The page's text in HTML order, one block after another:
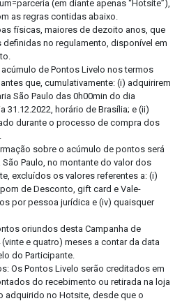
(em diante apenas “Hotsite”),
as regras contidas abaixo.
físicas, maiores de dezoito anos, que
no regulamento, disponível em
de Pontos Livelo nos termos
que, cumulativamente: (i) adquirirem
São Paulo das 0h00min do dia
31.12.2022, horário de Brasília; e (ii)
durante o processo de compra dos
sobre o acúmulo de pontos será
Paulo, no montante do valor dos
excluídos os valores referentes a: (i)
de Desconto, gift card e Vale-
por pessoa jurídica e (iv) quaisquer
oriundos desta Campanha de
e quatro) meses a contar da data
do Participante.
Os Pontos Livelo serão creditados em
do recebimento ou retirada na loja
adquirido no Hotsite, desde que o